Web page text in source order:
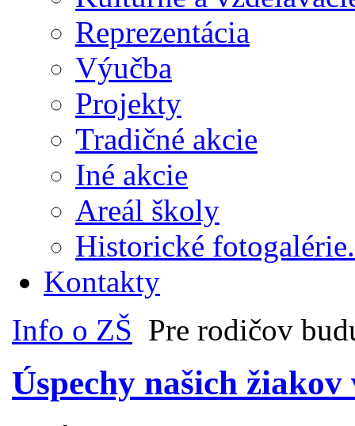
Reprezentácia
Výučba
Projekty
Tradičné akcie
Iné akcie
Areál školy
Historické
Kontakty
Info o ZŠ Pre rodičov
Úspechy našich